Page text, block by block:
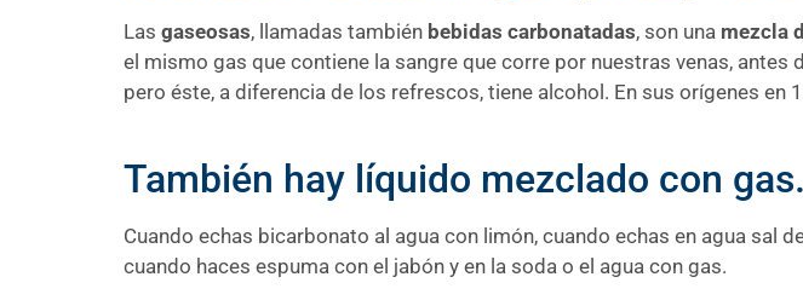
Las gaseosas, llamadas también bebidas carbonatadas, son una mezcla
el mismo gas que contiene la sangre que corre por nuestras venas,
pero éste, a diferencia de los refrescos, tiene alcohol. En sus orígenes
También hay líquido mezclado con
Cuando echas bicarbonato al agua con limón, cuando echas en agua sal
cuando haces espuma con el jabón y en la soda o el agua con gas.